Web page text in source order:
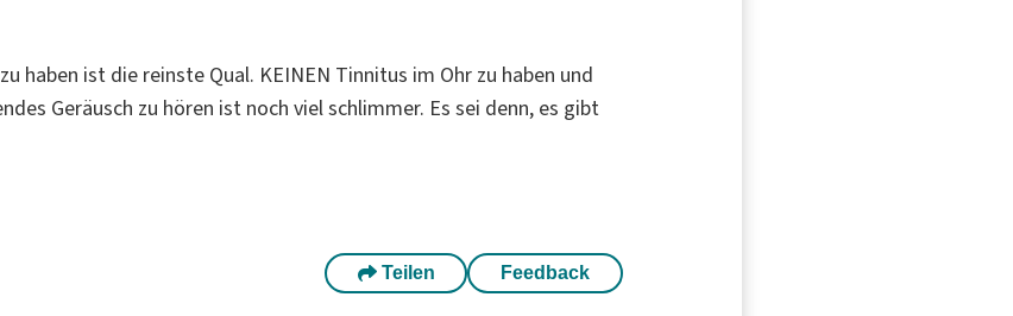
haben ist die reinste Qual. KEINEN Tinnitus im Ohr zu haben und
Geräusch zu hören ist noch viel schlimmer. Es sei denn, es gibt
Teilen Feedback